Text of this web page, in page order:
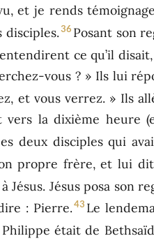
et je rends
disciples.36 Posant son
ce qu’il
vous ? » Ils lui
et vous verrez. » Ils
la dixième heure
deux disciples qui
propre frère, et lui
Jésus. Jésus posa son
: Pierre.43 Le
Philippe était de